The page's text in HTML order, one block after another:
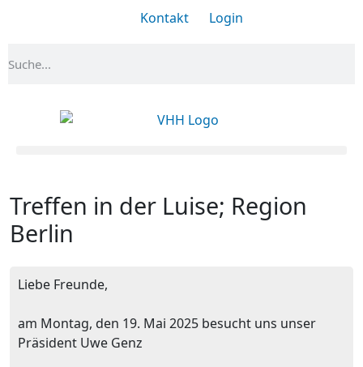
Kontakt Login
Treffen in der Luise; Region
Berlin
Liebe Freunde,
am Montag, den 19. Mai 2025 besucht uns unser
Präsident Uwe Genz